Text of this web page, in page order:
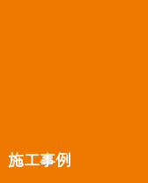
施工事例